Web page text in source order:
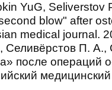
YuG, Seliverstov
blow" after
medical journal.
Селивёрстов П. А.,
после операций